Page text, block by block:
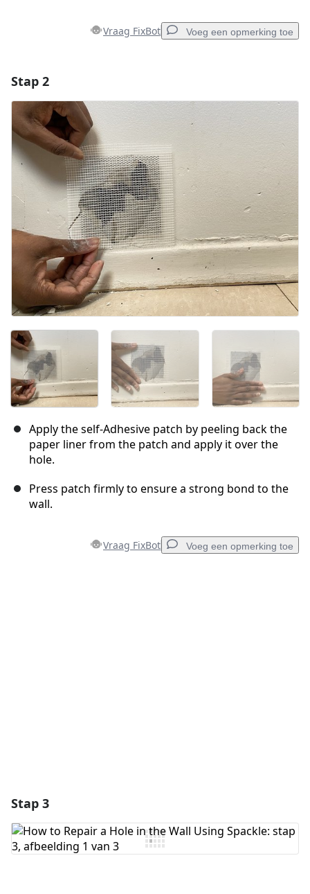
Vraag FixBot Voeg een opmerking toe
Voeg opmerking toe
Annuleren Plaats opmerking
Stap 2
Apply the self-Adhesive patch by peeling back the
paper liner from the patch and apply it over the
hole.
Press patch firmly to ensure a strong bond to the
wall.
Vraag FixBot Voeg een opmerking toe
Stap 3